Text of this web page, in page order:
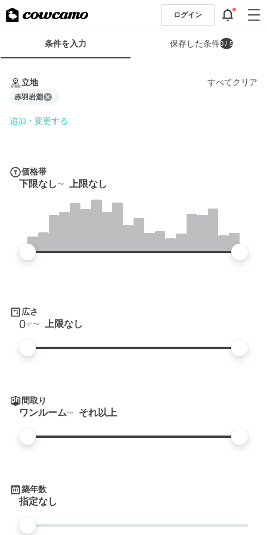
ログイン
条
条件を入力 保存した条件0 / 5
立地 すべてクリア
赤羽岩淵
追加・変更する
価格帯
下限なし 上限なし
広さ
0㎡ 上限なし
間取り
ワンルーム それ以上
築年数
指定なし